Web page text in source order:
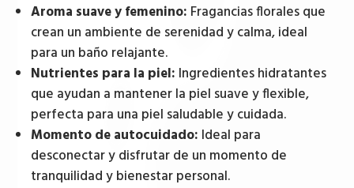
Aroma suave y femenino: Fragancias florales que
crean un ambiente de serenidad y calma, ideal
para un baño relajante.
Nutrientes para la piel: Ingredientes hidratantes
que ayudan a mantener la piel suave y flexible,
perfecta para una piel saludable y cuidada.
Momento de autocuidado: Ideal para
desconectar y disfrutar de un momento de
tranquilidad y bienestar personal.